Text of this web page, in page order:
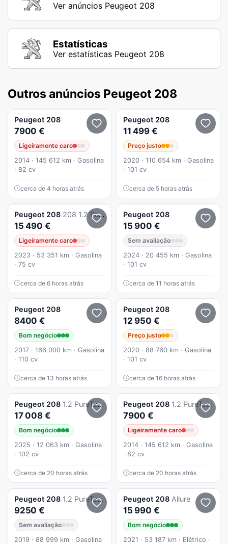
Ver anúncios Peugeot 208
Estatísticas
Ver estatísticas Peugeot 208
Outros anúncios Peugeot 208
Peugeot 208
7900 €
Ligeiramente caro
2014 · 145 612 km · Gasolina
· 82 cv
cerca de 4 horas atrás
Peugeot 208
11 499 €
Preço justo
2020 · 110 654 km · Gasolina
· 101 cv
cerca de 5 horas atrás
Peugeot 208 208 1.2 PureTech Active Pack
15 490 €
Ligeiramente caro
2023 · 53 351 km · Gasolina
· 75 cv
cerca de 6 horas atrás
Peugeot 208
15 900 €
Sem avaliação
2024 · 20 455 km · Gasolina
· 101 cv
cerca de 11 horas atrás
Peugeot 208
8400 €
Bom negócio
2017 · 166 000 km · Gasolina
· 110 cv
cerca de 13 horas atrás
Peugeot 208
12 950 €
Preço justo
2020 · 88 760 km · Gasolina
· 101 cv
cerca de 16 horas atrás
Peugeot 208 1.2 PureTech Allure
17 008 €
Bom negócio
2025 · 12 063 km · Gasolina
· 102 cv
cerca de 20 horas atrás
Peugeot 208 1.2 PureTech Active
7900 €
Ligeiramente caro
2014 · 145 612 km · Gasolina
· 82 cv
cerca de 20 horas atrás
Peugeot 208 1.2 PureTech Signature
9250 €
Sem avaliação
2019 · 88 999 km · Gasolina
Peugeot 208 Allure
15 990 €
Bom negócio
2021 · 53 187 km · Elétrico ·